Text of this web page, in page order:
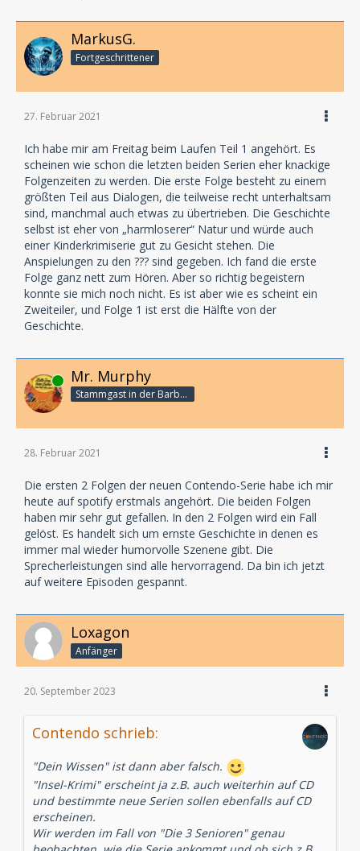
MarkusG.
Fortgeschrittener
27. Februar 2021
Ich habe mir am Freitag beim Laufen Teil 1 angehört. Es
scheinen wie schon die letzten beiden Serien eher knackige
Folgenzeiten zu werden. Die erste Folge besteht zu einem
größten Teil aus Dialogen, die teilweise recht unterhaltsam
sind, manchmal auch etwas zu übertrieben. Die Geschichte
selbst ist eher von „harmloserer“ Natur und würde auch
einer Kinderkrimiserie gut zu Gesicht stehen. Die
Anspielungen zu den ??? sind gegeben. Ich fand die erste
Folge ganz nett zum Hören. Aber so richtig begeistern
konnte sie mich noch nicht. Es ist aber wie es scheint ein
Zweiteiler, und Folge 1 ist erst die Hälfte von der
Geschichte.
Online Mr. Murphy
Stammgast in der Barbarabar
28. Februar 2021
Die ersten 2 Folgen der neuen Contendo-Serie habe ich mir
heute auf spotify erstmals angehört. Die beiden Folgen
haben mir sehr gut gefallen. In den 2 Folgen wird ein Fall
gelöst. Es handelt sich um ernste Geschichte in denen es
immer mal wieder humorvolle Szenene gibt. Die
Sprecherleistungen sind alle hervorragend. Da bin ich jetzt
auf weitere Episoden gespannt.
Loxagon
Anfänger
20. September 2023
Contendo schrieb:
"Dein Wissen" ist dann aber falsch.
"Insel-Krimi" erscheint ja z.B. auch weiterhin auf CD
und bestimmte neue Serien sollen ebenfalls auf CD
erscheinen.
Wir werden im Fall von "Die 3 Senioren" genau